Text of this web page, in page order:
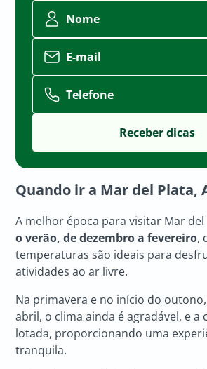
Nome
E-mail
Telefone
Quando ir a Mar del Plata,
A melhor época para visitar Mar
o verão, de dezembro a fevereiro,
temperaturas são ideais para
atividades ao ar livre.
Na primavera e no início do
abril, o clima ainda é agradável, e a
lotada, proporcionando uma
tranquila.